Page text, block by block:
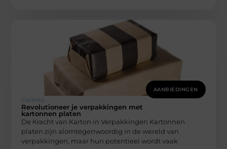
AANBIEDINGEN
Carlinks
Revolutioneer je verpakkingen met
kartonnen platen
De Kracht van Karton in Verpakkingen Kartonnen
platen zijn alomtegenwoordig in de wereld van
verpakkingen, maar hun potentieel wordt vaak